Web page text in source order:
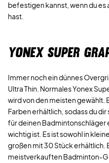
befestigen kannst, wenn du
hast.
YONEX SUPER
Immer noch ein dünnes
Ultra Thin. Normales Yonex
wird von den meisten gewählt.
Farben erhältlich, sodass du
für deinen Badmintonschläger
wichtig ist. Es ist sowohl in
großen mit 30 Stück erhältlich.
meistverkauften Badminton-